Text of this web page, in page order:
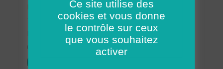
FAMILIALE (H/F)
72 - Sarthe
Possibilité de CDI ou CDD
Ce site utilise des
cookies et vous donne
le contrôle sur ceux
que vous souhaitez
activer